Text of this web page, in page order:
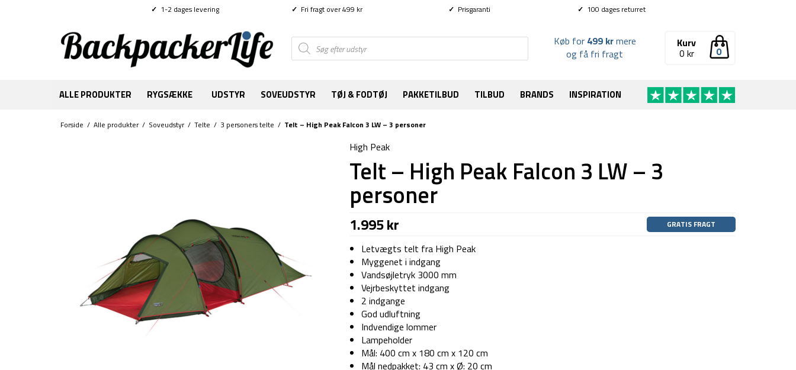
✓ 1-2 dages levering ✓ Fri fragt over 499 kr ✓ Prisgaranti ✓ 100 dages returret
Products
search 0
Kurv
0 kr
Køb for 499 krmere
og få fri fragt
ALLE PRODUKTER RYGSÆKKE UDSTYR SOVEUDSTYR TØJ & FODTØJ PAKKETILBUD TILBUD BRANDS INSPIRATION
Forside / Alle produkter/ Soveudstyr/ Telte / 3 personers telte / Telt – High Peak Falcon 3 LW – 3 personer
High Peak
Telt – High Peak Falcon 3 LW – 3
personer
1.995kr GRATIS FRAGT
Letvægts telt fra High Peak
Myggenet i indgang
Vandsøjletryk 3000 mm
Vejrbeskyttet indgang
2 indgange
God udluftning
Indvendige lommer
Lampeholder
Mål: 400 cm x 180 cm x 120 cm
Mål nedpakket: 43 cm x Ø: 20 cm